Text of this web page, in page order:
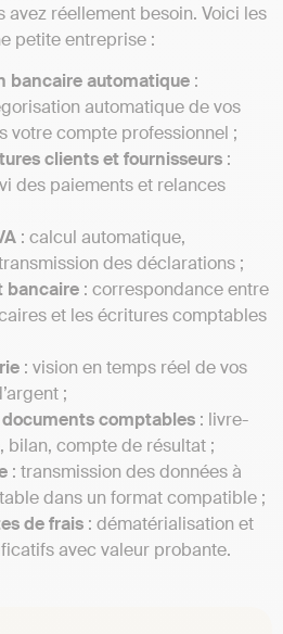
réellement besoin. Voici les
petite entreprise :
bancaire automatique :
automatique de vos
votre compte professionnel ;
clients et fournisseurs :
des paiements et relances
: calcul automatique,
des déclarations ;
bancaire : correspondance entre
et les écritures comptables
: vision en temps réel de vos
;
comptables : livre-
bilan, compte de résultat ;
: transmission des données à
dans un format compatible ;
de frais : dématérialisation et
avec valeur probante.